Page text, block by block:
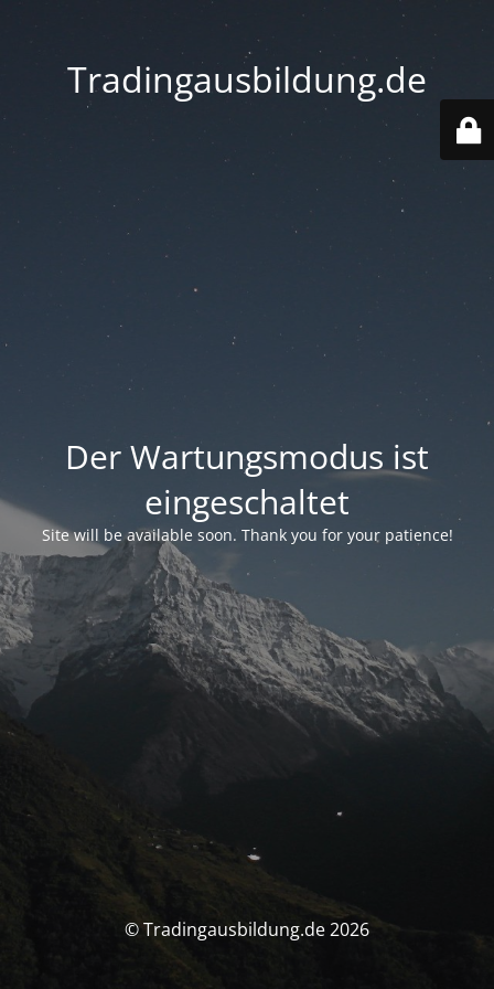
Tradingausbildung.de
Der Wartungsmodus ist
eingeschaltet
Site will be available soon. Thank you for your patience!
© Tradingausbildung.de 2026